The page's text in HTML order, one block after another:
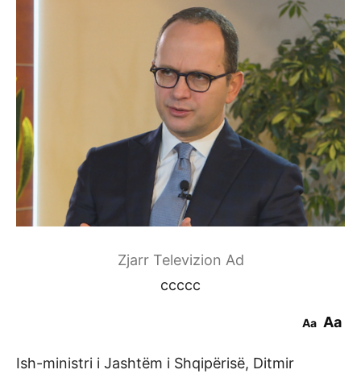
Zjarr Televizion Ad
ccccc
Aa Aa
Ish-ministri i Jashtëm i Shqipërisë, Ditmir